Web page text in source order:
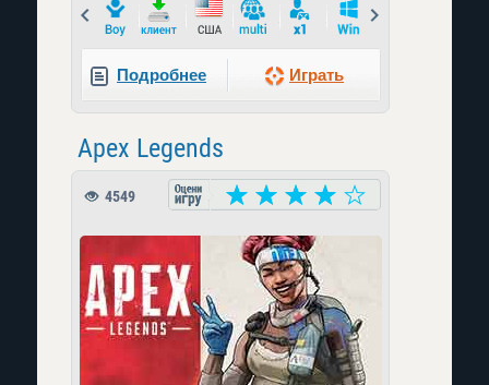
Prev
Подробнее Играть
Apex Legends
4549